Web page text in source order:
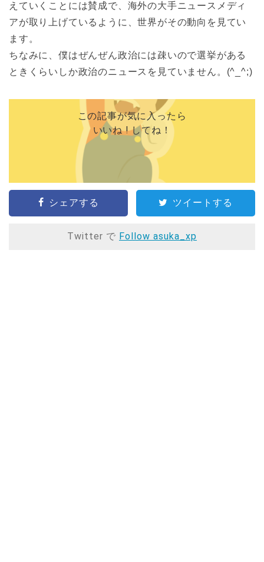
えていくことには賛成で、海外の大手ニュースメディ
アが取り上げているように、世界がその動向を見てい
ます。
ちなみに、僕はぜんぜん政治には疎いので選挙がある
ときくらいしか政治のニュースを見ていません。(^_^;)
この記事が気に入ったら
いいね ! してね！
シェアする ツイートする
Twitter で Follow asuka_xp